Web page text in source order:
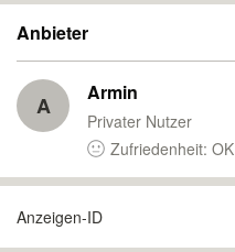
Anbieter
A Armin
Privater Nutzer
Zufriedenheit: OK
Anzeigen-ID